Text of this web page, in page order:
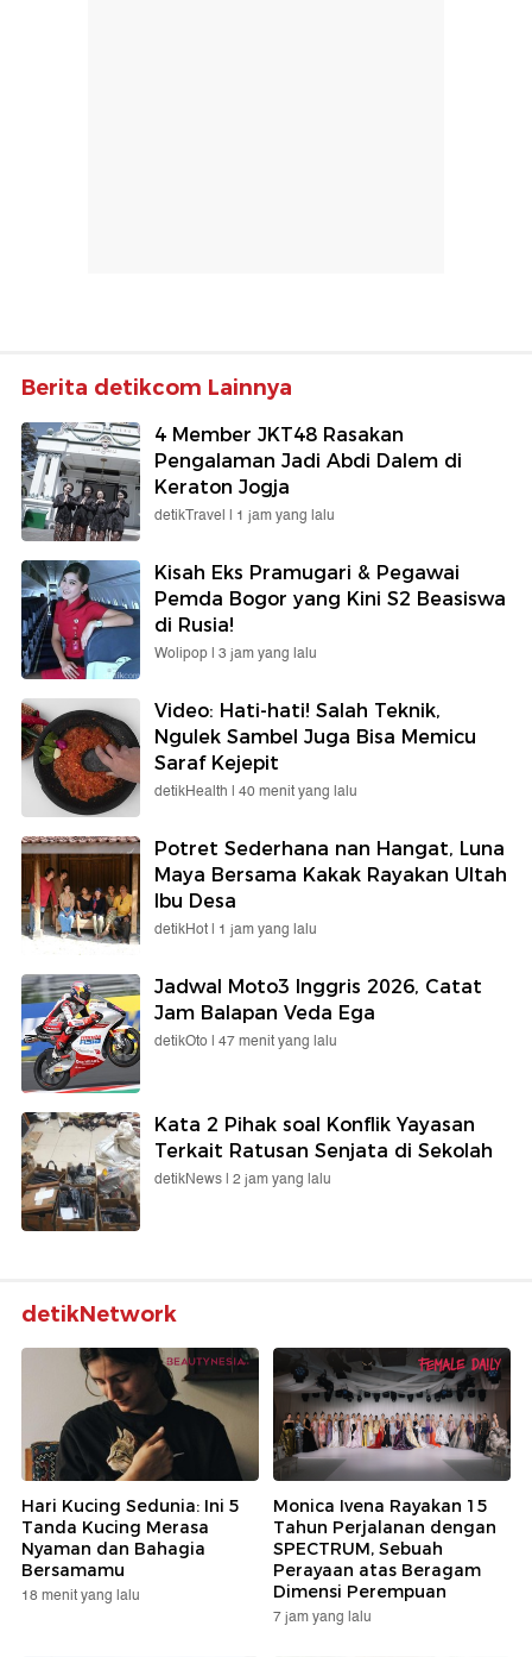
Berita detikcom Lainnya
4 Member JKT48 Rasakan
Pengalaman Jadi Abdi Dalem di
Keraton Jogja
detikTravel | 1 jam yang lalu
Kisah Eks Pramugari & Pegawai
Pemda Bogor yang Kini S2 Beasiswa
di Rusia!
Wolipop | 3 jam yang lalu
Video: Hati-hati! Salah Teknik,
Ngulek Sambel Juga Bisa Memicu
Saraf Kejepit
detikHealth | 40 menit yang lalu
Potret Sederhana nan Hangat, Luna
Maya Bersama Kakak Rayakan Ultah
Ibu Desa
detikHot | 1 jam yang lalu
Jadwal Moto3 Inggris 2026, Catat
Jam Balapan Veda Ega
detikOto | 47 menit yang lalu
Kata 2 Pihak soal Konflik Yayasan
Terkait Ratusan Senjata di Sekolah
detikNews | 2 jam yang lalu
detikNetwork
Hari Kucing Sedunia: Ini 5
Tanda Kucing Merasa
Nyaman dan Bahagia
Bersamamu
18 menit yang lalu
Monica Ivena Rayakan 15
Tahun Perjalanan dengan
SPECTRUM, Sebuah
Perayaan atas Beragam
Dimensi Perempuan
7 jam yang lalu